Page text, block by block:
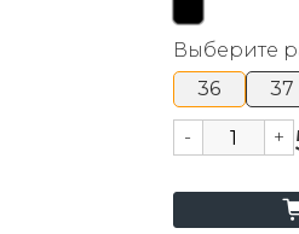
Выберите
36
37
- +